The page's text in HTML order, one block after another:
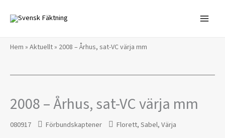
innehåll
Hem » Aktuellt» 2008 – Århus, sat-VC värja mm
2008 – Århus, sat-VC värja mm
080917 Förbundskaptener Florett,Sabel,Värja